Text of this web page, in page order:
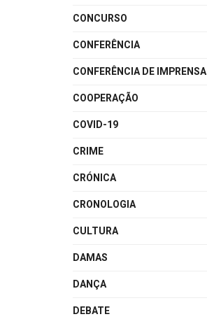
CONCURSO
CONFERÊNCIA
CONFERÊNCIA DE IMPRENSA
COOPERAÇÃO
COVID-19
CRIME
CRÓNICA
CRONOLOGIA
CULTURA
DAMAS
DANÇA
DEBATE